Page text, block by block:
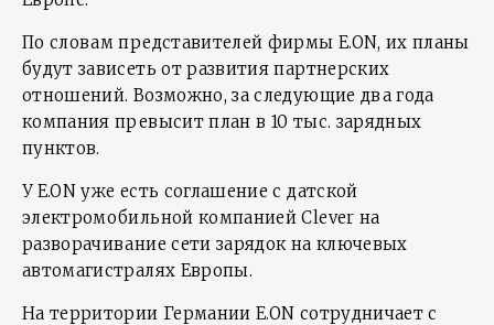
По словам представителей фирмы E.ON, их планы
будут зависеть от развития партнерских
отношений. Возможно, за следующие два года
компания превысит план в 10 тыс. зарядных
пунктов.
У E.ON уже есть соглашение с датской
электромобильной компанией Clever на
разворачивание сети зарядок на ключевых
автомагистралях Европы.
На территории Германии E.ON сотрудничает с